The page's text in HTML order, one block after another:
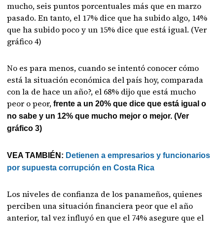
mucho, seis puntos porcentuales más que en marzo
pasado. En tanto, el 17% dice que ha subido algo, 14%
que ha subido poco y un 15% dice que está igual. (Ver
gráfico 4)
No es para menos, cuando se intentó conocer cómo
está la situación económica del país hoy, comparada
con la de hace un año?, el 68% dijo que está mucho
peor o peor,frente a un 20% que dice que está igual o
no sabe y un 12% que mucho mejor o mejor. (Ver
gráfico 3)
VEA TAMBIÉN: Detienen a empresarios y funcionarios
por supuesta corrupción en Costa Rica
Los niveles de confianza de los panameños, quienes
perciben una situación financiera peor que el año
anterior, tal vez influyó en que el 74% asegure que el